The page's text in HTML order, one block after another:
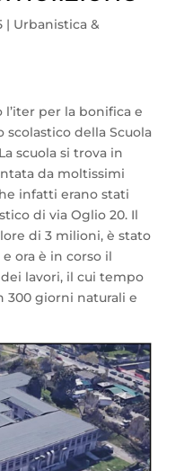
| Urbanistica &
per la bonifica e
scolastico della Scuola
scuola si trova in
da moltissimi
infatti erano stati
di via Oglio 20. Il
di 3 milioni, è stato
ora è in corso il
lavori, il cui tempo
300 giorni naturali e